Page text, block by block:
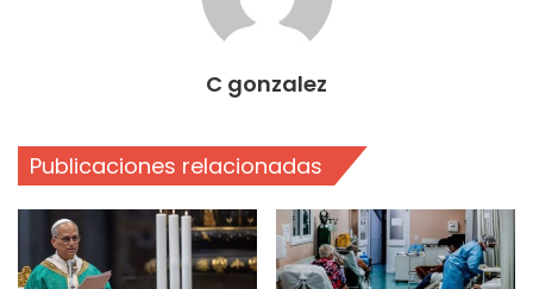
C gonzalez
Publicaciones relacionadas